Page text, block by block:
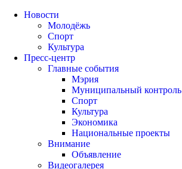
Новости
Молодёжь
Спорт
Культура
Пресс-центр
Главные события
Мэрия
Муниципальный контроль
Спорт
Культура
Экономика
Национальные проекты
Внимание
Объявление
Видеогалерея